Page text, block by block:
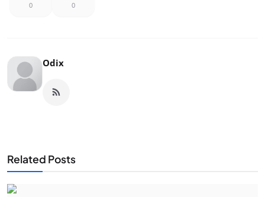
0 0
Odix
Related Posts